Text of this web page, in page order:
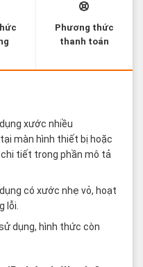
Phương thức
thanh toán
xước nhiều
màn hình thiết bị hoặc
tiết trong phần mô tả
có xước nhẹ vỏ, hoạt
lỗi.
dụng, hình thức còn